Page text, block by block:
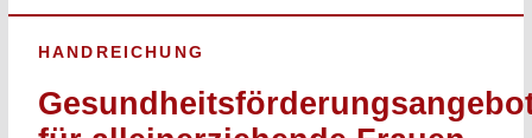
HANDREICHUNG